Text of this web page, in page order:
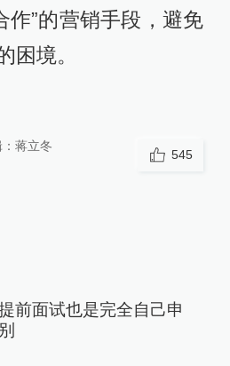
作”的营销手段，避免
困境。
蒋立冬
545
前面试也是完全自己申